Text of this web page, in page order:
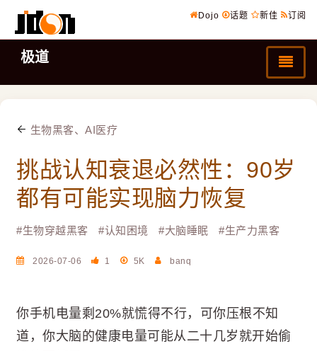
Dojo 话题 新佳 订阅
极道
生物黑客、AI医疗
挑战认知衰退必然性：90岁
都有可能实现脑力恢复
#生物穿越黑客 #认知困境 #大脑睡眠 #生产力黑客
2026-07-06 1 5K banq
你手机电量剩20%就慌得不行，可你压根不知
道，你大脑的健康电量可能从二十几岁就开始偷